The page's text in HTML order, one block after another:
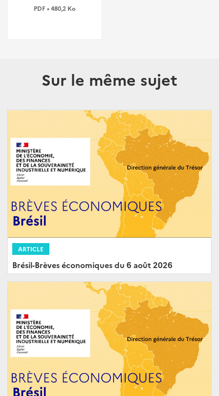
PDF • 480,2 Ko
Sur le même sujet
ARTICLE
Brésil-Brèves économiques du 6 août 2026